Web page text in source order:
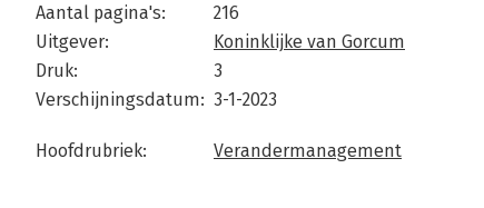
Aantal pagina's:
216
Uitgever:
Koninklijke van Gorcum
Druk:
3
Verschijningsdatum: 3-1-2023
Hoofdrubriek: Verandermanagement